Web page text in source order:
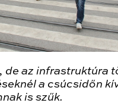
de az infrastruktúra
a csúcsidőn
is szűk.